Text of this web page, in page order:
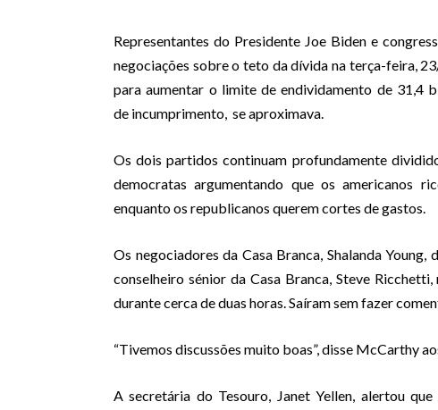
Representantes do Presidente Joe Biden e
negociações sobre o teto da dívida na terça-feira,
para aumentar o limite de endividamento de 31,4
de incumprimento, se aproximava.
Os dois partidos continuam profundamente
democratas argumentando que os americanos
enquanto os republicanos querem cortes de gastos.
Os negociadores da Casa Branca, Shalanda
conselheiro sénior da Casa Branca, Steve
durante cerca de duas horas. Saíram sem fazer
“Tivemos discussões muito boas”, disse McCarthy
A secretária do Tesouro, Janet Yellen, alertou